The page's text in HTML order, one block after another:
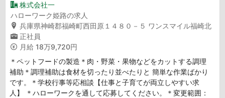
株式会社一
ハローワーク姫路の求人
兵庫県神崎郡福崎町西田原１４８０－５ ワンスマイル福崎北
正社員
月給 18万9,720円
＊ペットフードの製造＊肉・野菜・果物などをカットする調理
補助＊調理補助は食材を切ったり並べたりと 簡単な作業ばかり
です。＊学校行事等応相談【仕事と子育てが両立しやすい求
人】 ＊ハローワークを通して応募してください。＊変更範囲：